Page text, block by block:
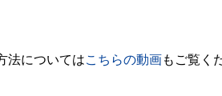
法についてはこちらの動画もご覧く